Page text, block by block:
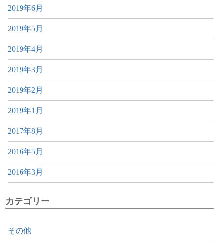
2019年6月
2019年5月
2019年4月
2019年3月
2019年2月
2019年1月
2017年8月
2016年5月
2016年3月
カテゴリー
その他